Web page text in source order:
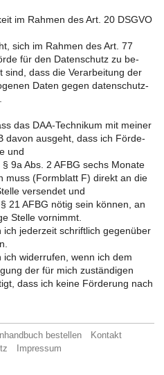
im Rah­men des Art. 20 DSGVO
sich im Rah­men des Art. 77
für den Da­ten­schutz zu be­
sind, dass die Ver­ar­bei­tung der
Daten gegen da­ten­schutz­
das DAA-Tech­ni­kum mit mei­ner
davon aus­geht, dass ich För­de­
und
Abs. 2 AFBG sechs Mo­na­te
muss (Form­blatt F) di­rekt an die
ver­sen­det und
AFBG nötig sein kön­nen, an
Stel­le vor­nimmt.
je­der­zeit schrift­lich ge­gen­über
wi­der­ru­fen, wenn ich dem
der für mich zu­stän­di­gen
dass ich keine För­de­rung nach
bestellen
Kontakt
Impressum